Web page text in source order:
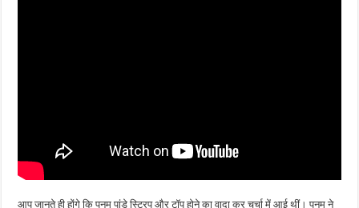
आप जानते ही होंगे कि पूनम पांडे स्ट्रिप और टॉप होने का वादा कर चर्चा में आई थीं। पूनम ने